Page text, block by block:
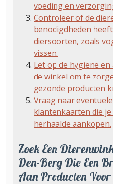
voeding en
Controleer of de
benodigdheden
diersoorten, zoals
vissen.
Let op de hygiëne
de winkel om te
gezonde producten
Vraag naar
klantenkaarten die
herhaalde aankopen.
Zoek Een
Den-Berg Die Een
Aan Producten